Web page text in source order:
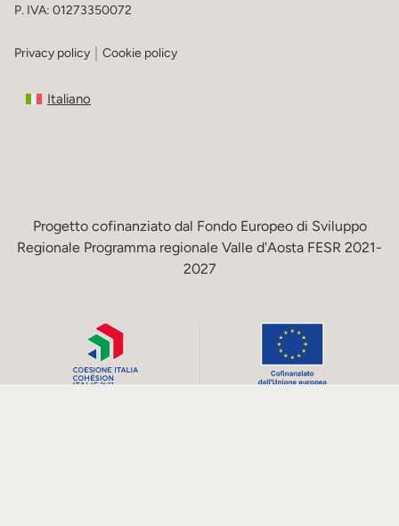
P. IVA: 01273350072
Privacy policy Cookie policy
Italiano
Progetto cofinanziato dal Fondo Europeo di Sviluppo
Regionale Programma regionale Valle d'Aosta FESR 2021-
2027